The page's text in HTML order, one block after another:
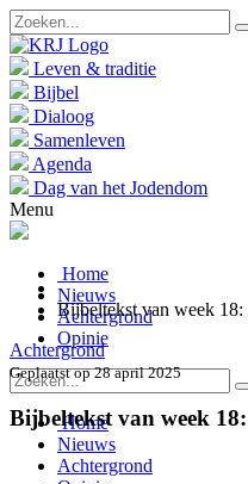
Leven & traditie
Bijbel
Dialoog
Samenleven
Agenda
Dag van het Jodendom
Menu
Home
Nieuws
Achtergrond
Opinie
Home
Nieuws
Achtergrond
Bijbeltekst van week
Achtergrond
Geplaatst op 28 april 2025
Bijbeltekst van week